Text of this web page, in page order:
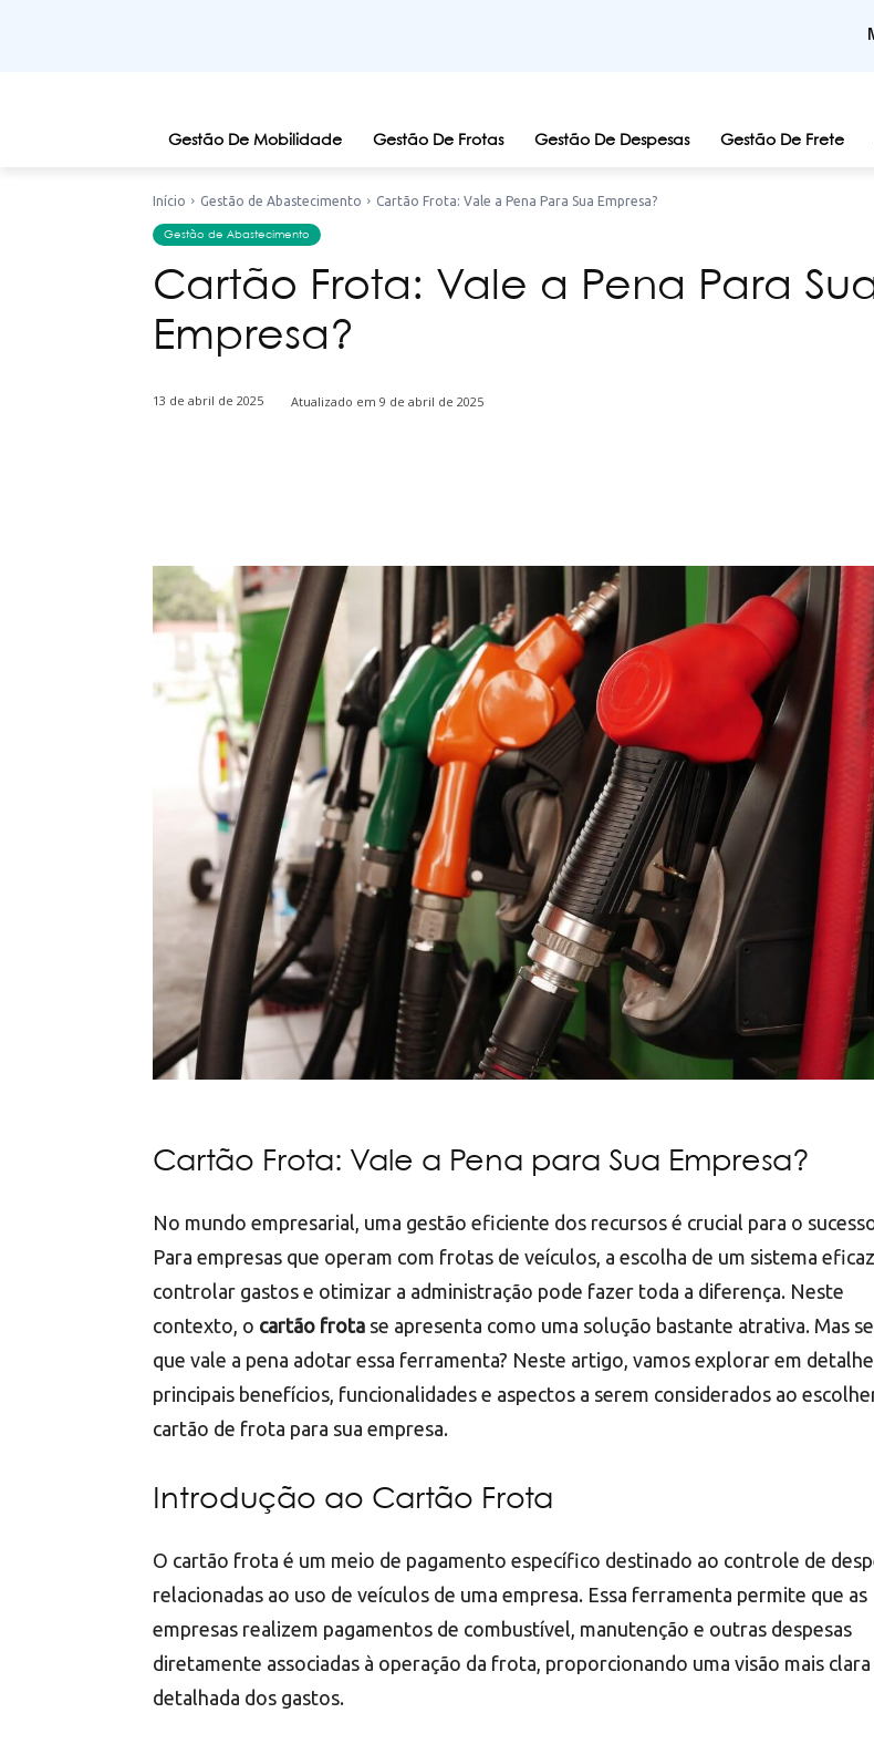
Gestão De Mobilidade Gestão De Frotas Gestão De Despesas Gestão De Frete
Início Gestão de Abastecimento Cartão Frota: Vale a Pena Para Sua Empresa?
Gestão de Abastecimento
Cartão Frota: Vale a Pena Para
Empresa?
13 de abril de 2025 Atualizado em 9 de abril de 2025
Cartão Frota: Vale a Pena para Sua Empresa?
No mundo empresarial, uma gestão eficiente dos recursos é crucial para o
Para empresas que operam com frotas de veículos, a escolha de um sistema
controlar gastos e otimizar a administração pode fazer toda a diferença. Neste
contexto, o cartão frota se apresenta como uma solução bastante atrativa. Mas
que vale a pena adotar essa ferramenta? Neste artigo, vamos explorar em
principais benefícios, funcionalidades e aspectos a serem considerados ao
cartão de frota para sua empresa.
Introdução ao Cartão Frota
O cartão frota é um meio de pagamento específico destinado ao controle de
relacionadas ao uso de veículos de uma empresa. Essa ferramenta permite que as
empresas realizem pagamentos de combustível, manutenção e outras despesas
diretamente associadas à operação da frota, proporcionando uma visão mais clara
detalhada dos gastos.